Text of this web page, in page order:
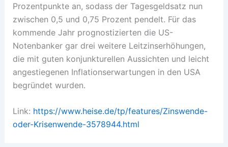
Prozentpunkte an, sodass der Tagesgeldsatz nun
zwischen 0,5 und 0,75 Prozent pendelt. Für das
kommende Jahr prognostizierten die US-
Notenbanker gar drei weitere Leitzinserhöhungen,
die mit guten konjunkturellen Aussichten und leicht
angestiegenen Inflationserwartungen in den USA
begründet wurden.
Link: https://www.heise.de/tp/features/Zinswende-
oder-Krisenwende-3578944.html